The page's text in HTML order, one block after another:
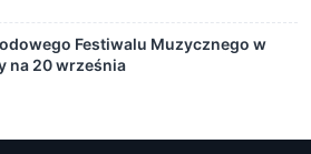
Festiwalu Muzycznego w
na 20 września